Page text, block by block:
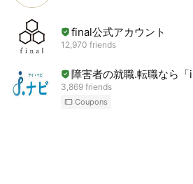
final公式アカウント
12,970 friends
障害者の就職.転職なら「i.
3,869 friends
Coupons